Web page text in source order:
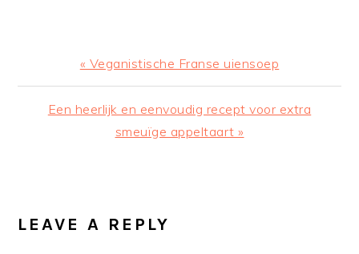
Previous
Post:
« Veganistische Franse uiensoep
Next
Een heerlijk en eenvoudig recept voor extra
smeuïge appeltaart »
INTERACTIONS
LEAVE A REPLY